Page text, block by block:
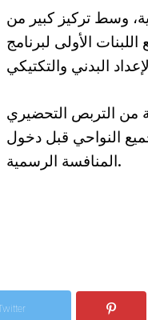
وسط تركيز كبير من
الأولى لبرنامج
من التربص التحضيري
النواحي قبل دخول
المنافسة الرسمية.